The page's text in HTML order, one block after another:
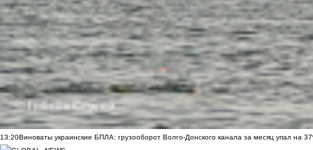
13:20Виноваты украинские БПЛА: грузооборот Волго-Донского канала за месяц упал на